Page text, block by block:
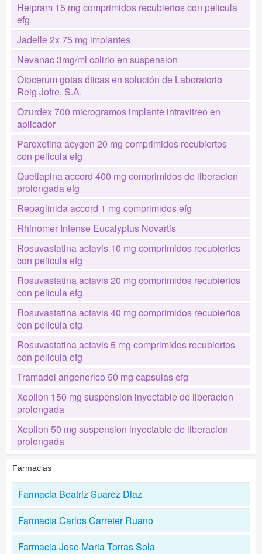
Heipram 15 mg comprimidos recubiertos con pelicula
efg
Jadelle 2x 75 mg implantes
Nevanac 3mg/ml colirio en suspension
Otocerum gotas óticas en solución de Laboratorio
Reig Jofre, S.A.
Ozurdex 700 microgramos implante intravitreo en
aplicador
Paroxetina acygen 20 mg comprimidos recubiertos
con pelicula efg
Quetiapina accord 400 mg comprimidos de liberacion
prolongada efg
Repaglinida accord 1 mg comprimidos efg
Rhinomer Intense Eucalyptus Novartis
Rosuvastatina actavis 10 mg comprimidos recubiertos
con pelicula efg
Rosuvastatina actavis 20 mg comprimidos recubiertos
con pelicula efg
Rosuvastatina actavis 40 mg comprimidos recubiertos
con pelicula efg
Rosuvastatina actavis 5 mg comprimidos recubiertos
con pelicula efg
Tramadol angenerico 50 mg capsulas efg
Xeplion 150 mg suspension inyectable de liberacion
prolongada
Xeplion 50 mg suspension inyectable de liberacion
prolongada
Farmacias
Farmacia Beatriz Suarez Diaz
Farmacia Carlos Carreter Ruano
Farmacia Jose Maria Torras Sola